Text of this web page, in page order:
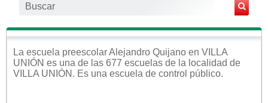
La escuela preescolarAlejandro Quijano en VILLA
UNIÓN es una de las 677 escuelas de la localidad de
VILLA UNIÓN . Es una escuela de control público.